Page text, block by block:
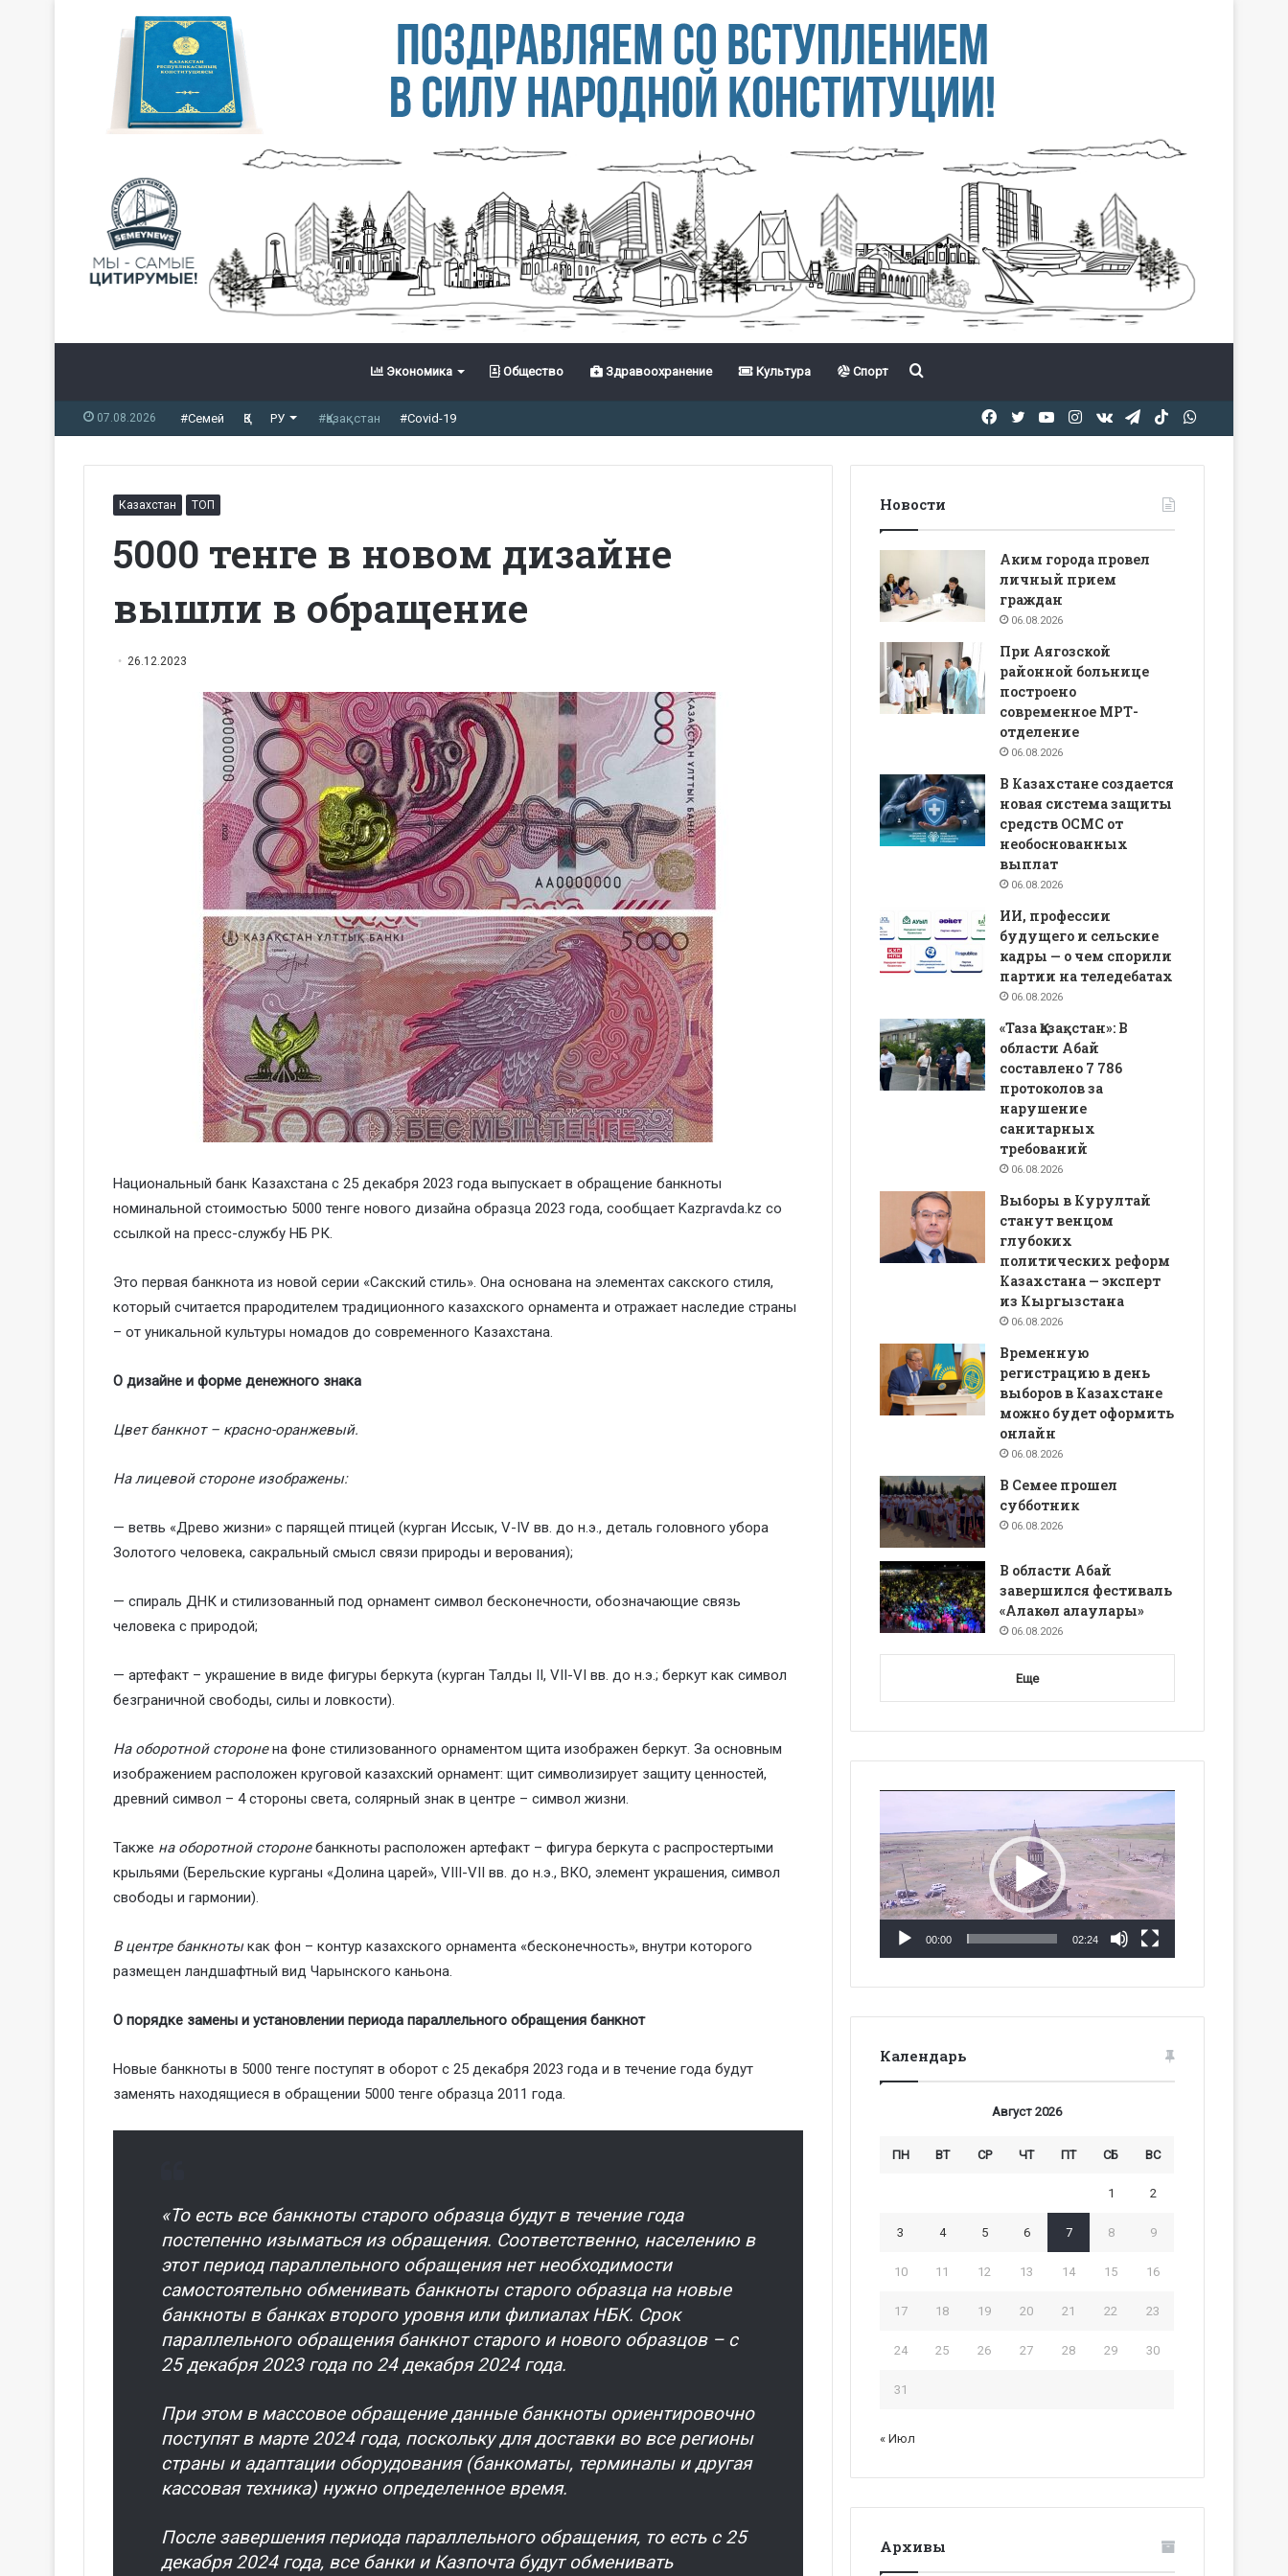
Экономика Общество Здравоохранение Культура Спорт Іздеу
07.08.2026 #Семей ҚЗ РУ #Қазақстан #Covid-19 TikTok
Telegram
vk.com
Instagram
YouTube
Twitter
Facebook
Казахстан ТОП
5000 тенге в новом дизайне
вышли в обращение
26.12.2023
Национальный банк Казахстана с 25 декабря 2023 года выпускает в обращение банкноты
номинальной стоимостью 5000 тенге нового дизайна образца 2023 года, сообщает Kazpravda.kz со
ссылкой на пресс-службу НБ РК.
Это первая банкнота из новой серии «Сакский стиль». Она основана на элементах сакского стиля,
который считается прародителем традиционного казахского орнамента и отражает наследие страны
– от уникальной культуры номадов до современного Казахстана.
О дизайне и форме денежного знака
Цвет банкнот – красно-оранжевый.
На лицевой стороне изображены:
— ветвь «Древо жизни» с парящей птицей (курган Иссык, V-IV вв. до н.э., деталь головного убора
Золотого человека, сакральный смысл связи природы и верования);
— спираль ДНК и стилизованный под орнамент символ бесконечности, обозначающие связь
человека с природой;
— артефакт – украшение в виде фигуры беркута (курган Талды II, VII-VI вв. до н.э.; беркут как символ
безграничной свободы, силы и ловкости).
На оборотной сторонена фоне стилизованного орнаментом щита изображен беркут. За основным
изображением расположен круговой казахский орнамент: щит символизирует защиту ценностей,
древний символ – 4 стороны света, солярный знак в центре – символ жизни.
Также на оборотной сторонебанкноты расположен артефакт – фигура беркута с распростертыми
крыльями (Берельские курганы «Долина царей», VIII-VII вв. до н.э., ВКО, элемент украшения, символ
свободы и гармонии).
В центре банкнотыкак фон – контур казахского орнамента «бесконечность», внутри которого
размещен ландшафтный вид Чарынского каньона.
О порядке замены и установлении периода параллельного обращения банкнот
Новые банкноты в 5000 тенге поступят в оборот с 25 декабря 2023 года и в течение года будут
заменять находящиеся в обращении 5000 тенге образца 2011 года.
«То есть все банкноты старого образца будут в течение года
постепенно изыматься из обращения. Соответственно, населению в
этот период параллельного обращения нет необходимости
самостоятельно обменивать банкноты старого образца на новые
банкноты в банках второго уровня или филиалах НБК. Срок
параллельного обращения банкнот старого и нового образцов – с
25 декабря 2023 года по 24 декабря 2024 года.
При этом в массовое обращение данные банкноты ориентировочно
поступят в марте 2024 года, поскольку для доставки во все регионы
страны и адаптации оборудования (банкоматы, терминалы и другая
кассовая техника) нужно определенное время.
После завершения периода параллельного обращения, то есть с 25
декабря 2024 года, все банки и Казпочта будут обменивать
Новости
Аким города провел
личный прием
граждан
06.08.2026
При Аягозской
районной больнице
построено
современное МРТ-
отделение
06.08.2026
В Казахстане создается
новая система защиты
средств ОСМС от
необоснованных
выплат
06.08.2026
ИИ, профессии
будущего и сельские
кадры — о чем спорили
партии на теледебатах
06.08.2026
«Таза Қазақстан»: В
области Абай
составлено 7 786
протоколов за
нарушение
санитарных
требований
06.08.2026
Выборы в Курултай
станут венцом
глубоких
политических реформ
Казахстана — эксперт
из Кыргызстана
06.08.2026
Временную
регистрацию в день
выборов в Казахстане
можно будет оформить
онлайн
06.08.2026
В Семее прошел
субботник
06.08.2026
В области Абай
завершился фестиваль
«Алакөл алаулары»
06.08.2026
Еще
00:00 02:24
Календарь
Август 2026
ПН ВТ СР ЧТ ПТ СБ ВС
1 2
3 4 5 6 7 8 9
10 11 12 13 14 15 16
17 18 19 20 21 22 23
24 25 26 27 28 29 30
31
« Июл
Архивы